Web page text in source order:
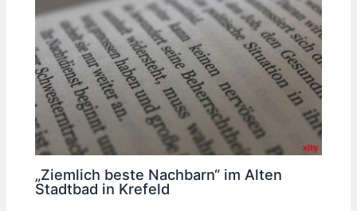
„Ziemlich beste Nachbarn“ im Alten
Stadtbad in Krefeld